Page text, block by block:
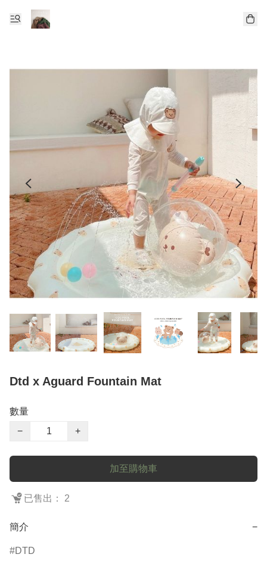
Dtd x Aguard Fountain Mat
數量
−
+
加至購物車
已售出： 2
簡介 −
DTD